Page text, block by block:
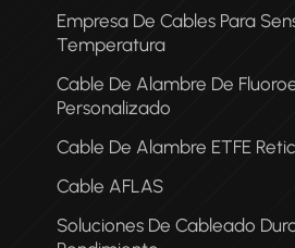
Empresa De Cables Para
Temperatura
Cable De Alambre De
Personalizado
Cable De Alambre ETFE
Cable AFLAS
Soluciones De Cableado